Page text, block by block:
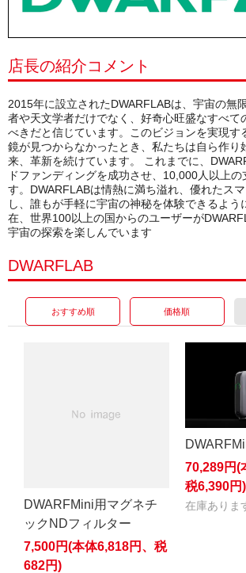
店長の紹介コメント
2015年に設立されたDWARFLABは、宇宙の無
者や天文学者だけでなく、好奇心旺盛なすべて
べきだと信じています。このビジョンを実現す
鏡が見つからなかったとき、私たちは自ら作り
来、革新を続けています。 これまでに、
ドファンディングを成功させ、10,000人以上の
す。DWARFLABは情熱に満ち溢れ、優れたス
し、誰もが手軽に宇宙の神秘を体験できるよう
在、世界100以上の国からのユーザーが
宇宙の探索を楽しんでいます
DWARFLAB
おすすめ順 価格順
DWARFMini用マグネチ
ックNDフィルター
7,500円(本体6,818円、税
682円)
70,289円(
税6,390円)
在庫ありま